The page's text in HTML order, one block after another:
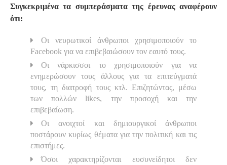
Συγκεκριμένα τα συμπεράσματα της έρευνας αναφέρουν
ότι:
Οι νευρωτικοί άνθρωποι χρησιμοποιούν το
Facebook για να επιβεβαιώσουν τον εαυτό τους.
Οι νάρκισσοι το χρησιμοποιούν για να
ενημερώσουν τους άλλους για τα επιτεύγματά
τους, τη διατροφή τους κτλ. Επιζητώντας, μέσω
των πολλών likes, την προσοχή και την
επιβεβαίωση.
Οι ανοιχτοί και δημιουργικοί άνθρωποι
ποστάρουν κυρίως θέματα για την πολιτική και τις
επιστήμες.
Όσοι χαρακτηρίζονται ευσυνείδητοι δεν